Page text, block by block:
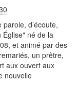
d’écoute,
Église" né de la
et animé par des
un prêtre,
aux ouvert aux
nouvelle